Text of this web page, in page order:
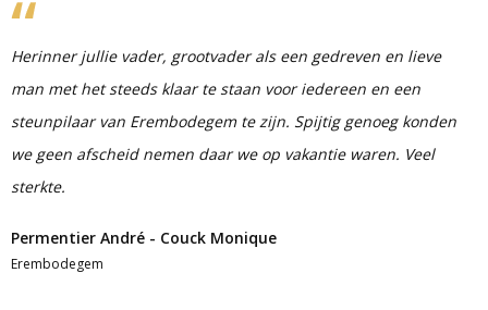
Herinner jullie vader, grootvader als een gedreven en lieve
man met het steeds klaar te staan voor iedereen en een
steunpilaar van Erembodegem te zijn. Spijtig genoeg konden
we geen afscheid nemen daar we op vakantie waren. Veel
sterkte.
Permentier André - Couck Monique
Erembodegem